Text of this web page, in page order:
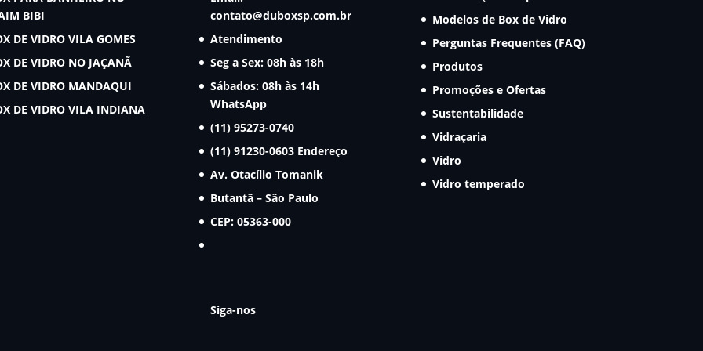
BIBI
DE VIDRO VILA GOMES
DE VIDRO NO JAÇANÃ
DE VIDRO MANDAQUI
DE VIDRO VILA INDIANA
contato@duboxsp.com.br
Atendimento
Seg a Sex: 08h às 18h
Sábados: 08h às 14h
WhatsApp
(11) 95273-0740
(11) 91230-0603 Endereço
Av. Otacílio Tomanik
Butantã – São Paulo
CEP: 05363-000
Siga-nos
Modelos de Box de Vidro
Perguntas Frequentes (FAQ)
Produtos
Promoções e Ofertas
Sustentabilidade
Vidraçaria
Vidro
Vidro temperado